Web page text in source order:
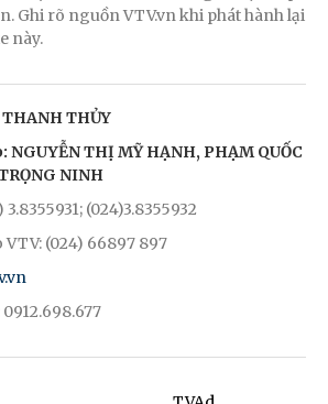
Ghi rõ nguồn VTV.vn khi phát hành lại
này.
THỦY
THỊ MỸ HẠNH, PHẠM QUỐC
NINH
(024)3.8355932
(024) 66897 897